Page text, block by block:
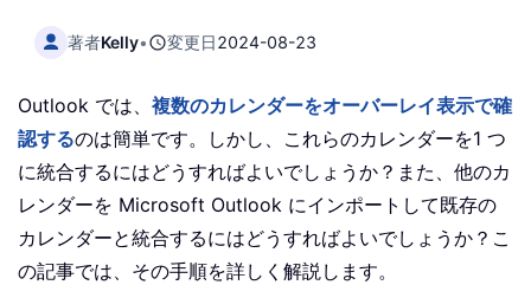
著者Kelly• 変更日2024-08-23
Outlook では、 複数のカレンダーをオーバーレイ表示で確
認するのは簡単です。しかし、これらのカレンダーを1 つ
に統合するにはどうすればよいでしょうか？また、他のカ
レンダーを Microsoft Outlook にインポートして既存の
カレンダーと統合するにはどうすればよいでしょうか？こ
の記事では、その手順を詳しく解説します。